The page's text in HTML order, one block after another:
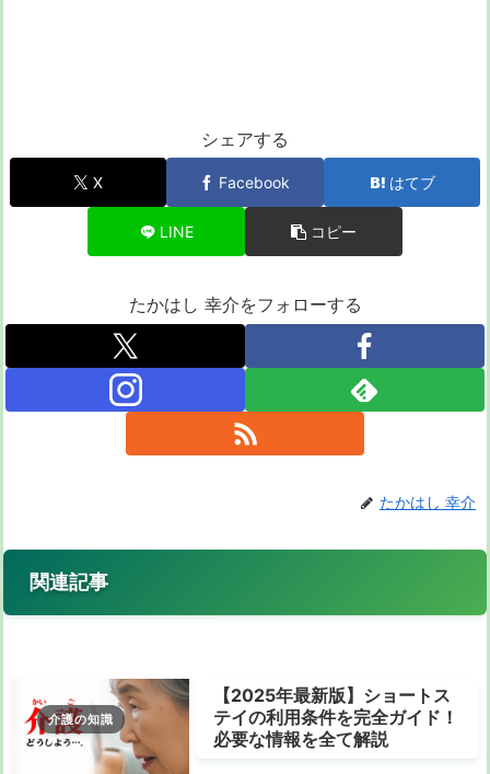
シェアする
X Facebook はてブ
LINE コピー
たかはし 幸介をフォローする
たかはし 幸介
関連記事
介護の知識
【2025年最新版】ショートス
テイの利用条件を完全ガイド！
必要な情報を全て解説